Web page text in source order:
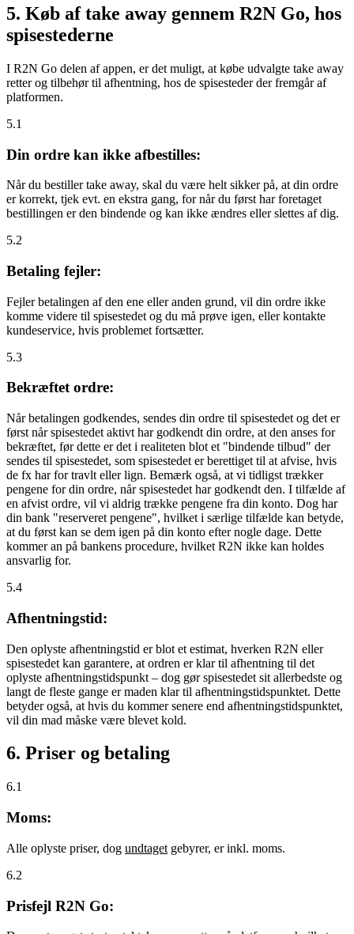
5. Køb af take away gennem R2N Go, hos
spisestederne
I R2N Go delen af appen, er det muligt, at købe udvalgte take away
retter og tilbehør til afhentning, hos de spisesteder der fremgår af
platformen.
5.1
Din ordre kan ikke afbestilles:
Når du bestiller take away, skal du være helt sikker på, at din ordre
er korrekt, tjek evt. en ekstra gang, for når du først har foretaget
bestillingen er den bindende og kan ikke ændres eller slettes af dig.
5.2
Betaling fejler:
Fejler betalingen af den ene eller anden grund, vil din ordre ikke
komme videre til spisestedet og du må prøve igen, eller kontakte
kundeservice, hvis problemet fortsætter.
5.3
Bekræftet ordre:
Når betalingen godkendes, sendes din ordre til spisestedet og det er
først når spisestedet aktivt har godkendt din ordre, at den anses for
bekræftet, før dette er det i realiteten blot et "bindende tilbud" der
sendes til spisestedet, som spisestedet er berettiget til at afvise, hvis
de fx har for travlt eller lign. Bemærk også, at vi tidligst trækker
pengene for din ordre, når spisestedet har godkendt den. I tilfælde af
en afvist ordre, vil vi aldrig trække pengene fra din konto. Dog har
din bank "reserveret pengene", hvilket i særlige tilfælde kan betyde,
at du først kan se dem igen på din konto efter nogle dage. Dette
kommer an på bankens procedure, hvilket R2N ikke kan holdes
ansvarlig for.
5.4
Afhentningstid:
Den oplyste afhentningstid er blot et estimat, hverken R2N eller
spisestedet kan garantere, at ordren er klar til afhentning til det
oplyste afhentningstidspunkt – dog gør spisestedet sit allerbedste og
langt de fleste gange er maden klar til afhentningstidspunktet. Dette
betyder også, at hvis du kommer senere end afhentningstidspunktet,
vil din mad måske være blevet kold.
6. Priser og betaling
6.1
Moms:
Alle oplyste priser, dog undtaget gebyrer, er inkl. moms.
6.2
Prisfejl R2N Go: